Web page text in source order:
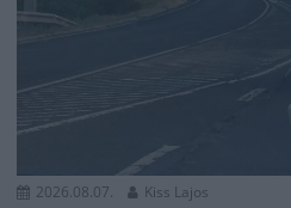
2026.08.07. Kiss Lajos